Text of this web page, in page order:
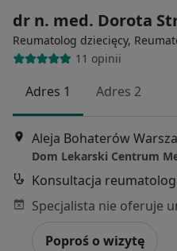
dr n. med. Dorota
Reumatolog dziecięcy,
11 opinii
Adres 1 Adres 2
Aleja Bohaterów
Dom Lekarski Centrum
Konsultacja
Poproś o wizytę